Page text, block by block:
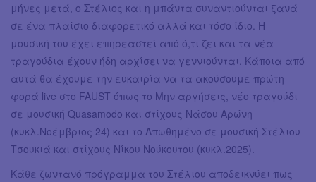
μήνες μετά, ο Στέλιος και η μπάντα συναντιούνται ξανά
σε ένα πλαίσιο διαφορετικό αλλά και τόσο ίδιο. Η
μουσική του έχει επηρεαστεί από ό,τι ζει και τα νέα
τραγούδια έχουν ήδη αρχίσει να γεννιούνται. Κάποια από
αυτά θα έχουμε την ευκαιρία να τα ακούσουμε πρώτη
φορά live στο FAUST όπως το Μην αργήσεις, νέο τραγούδι
σε μουσική Quasamodo και στίχους Νάσου Αρώνη
(κυκλ.Νοέμβριος 24) και το Απωθημένο σε μουσική Στέλιου
Τσουκιά και στίχους Νίκου Νούκουτου (κυκλ.2025).
Κάθε ζωντανό πρόγραμμα του Στέλιου αποδεικνύει πως